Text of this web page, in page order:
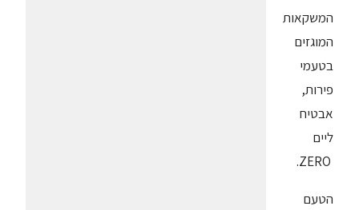
המשקאות
המוגזים
בטעמי
פירות,
אבטיח
ליים
הטעם